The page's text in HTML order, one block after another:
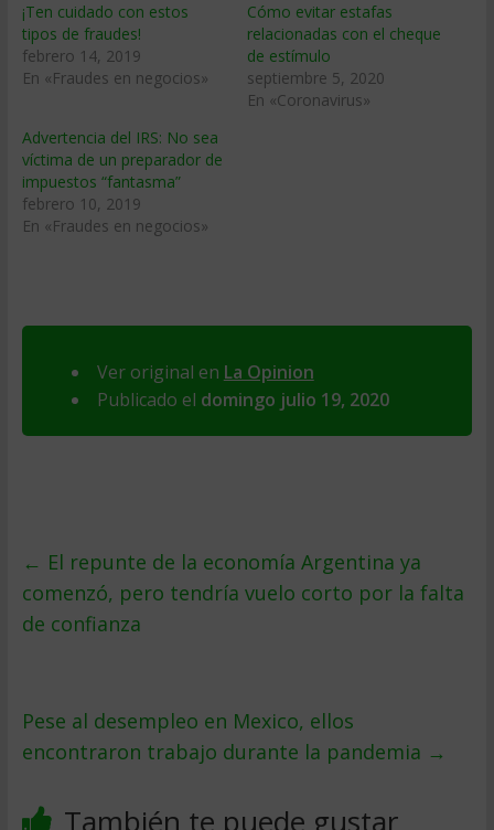
¡Ten cuidado con estos
tipos de fraudes!
febrero 14, 2019
En «Fraudes en negocios»
Cómo evitar estafas
relacionadas con el cheque
de estímulo
septiembre 5, 2020
En «Coronavirus»
Advertencia del IRS: No sea
víctima de un preparador de
impuestos “fantasma”
febrero 10, 2019
En «Fraudes en negocios»
Ver original en La Opinion
Publicado el domingo julio 19, 2020
← El repunte de la economía Argentina ya
comenzó, pero tendría vuelo corto por la falta
de confianza
Pese al desempleo en Mexico, ellos
encontraron trabajo durante la pandemia →
También te puede gustar